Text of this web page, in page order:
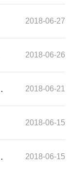
2018-06-27
2018-06-26
2018-06-21
2018-06-15
2018-06-15